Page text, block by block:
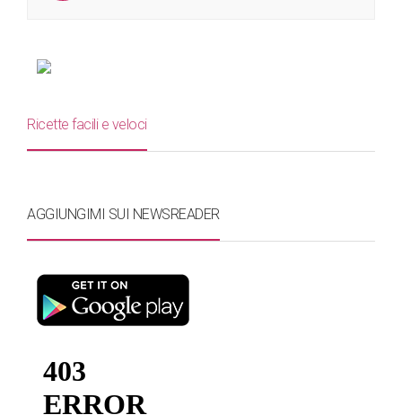
Ricette facili e veloci
AGGIUNGIMI SUI NEWSREADER